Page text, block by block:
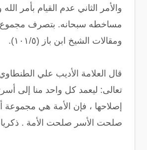
والأمر الثاني عدم القيام بأمر
مساخطه سبحانه. بتصرف مجموع
ومقالات الشيخ ابن باز (١٠١/٥).
قال العلامة الأديب علي
تعالى: ﻟﻴﻌﻤﺪ ﻛﻞ ﻭﺍﺣﺪ ﻣﻨﺎ ﺇﻟﻰ
ﺇﺻﻼﺣﻬﺎ ، ﻓﺈﻥ ﺍﻷﻣﺔ ﻫﻲ ﻣﺠﻤﻮﻋﺔ
ﺻﻠﺤﺖ ﺍﻷﺳﺮ ﺻﻠﺤﺖ ﺍﻷﻣﺔ . ذكريات